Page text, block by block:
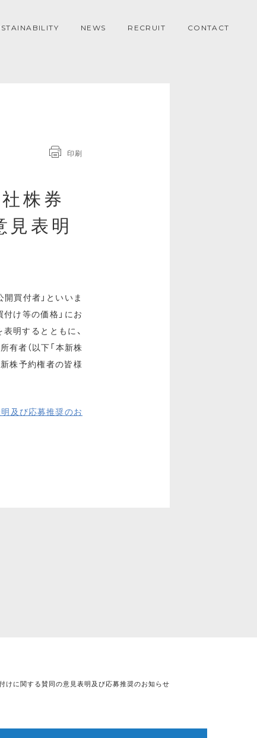
NEWS RECRUIT CONTACT
印刷
株券
表明
買付者」といいま
付け等の価格」にお
明するとともに、
有者（以下「本新株
株予約権者の皆様
及び応募推奨のお
に関する賛同の意見表明及び応募推奨のお知らせ